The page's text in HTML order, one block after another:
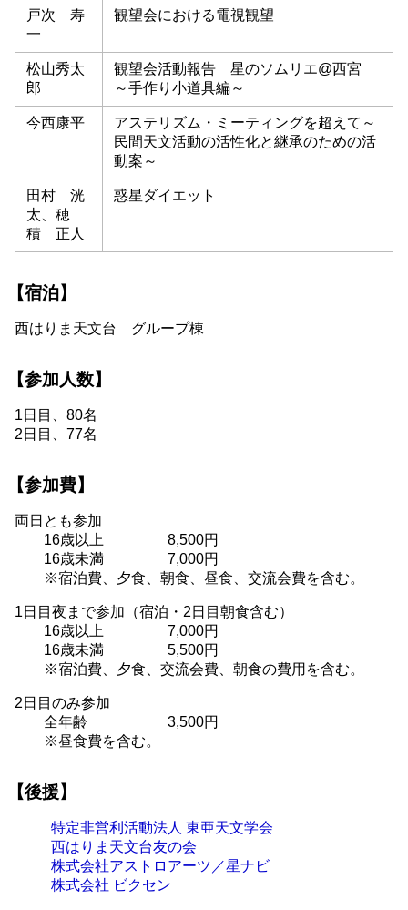
戸次 寿
一
観望会における電視観望
松山秀太
郎
観望会活動報告 星のソムリエ@西宮
～手作り小道具編～
今西康平
アステリズム・ミーティングを超えて～
民間天文活動の活性化と継承のための活
動案～
田村 洸
太、穂
積 正人
惑星ダイエット
【宿泊】
西はりま天文台 グループ棟
【参加人数】
1日目、80名
2日目、77名
【参加費】
両日とも参加
16歳以上
8,500円
16歳未満
7,000円
宿泊費、夕食、朝食、昼食、交流会費を含む。
1日目夜まで参加（宿泊・2日目朝食含む）
16歳以上
7,000円
16歳未満
5,500円
宿泊費、夕食、交流会費、朝食の費用を含む。
2日目のみ参加
全年齢
3,500円
昼食費を含む。
【後援】
特定非営利活動法人 東亜天文学会
西はりま天文台友の会
株式会社アストロアーツ／星ナビ
株式会社 ビクセン